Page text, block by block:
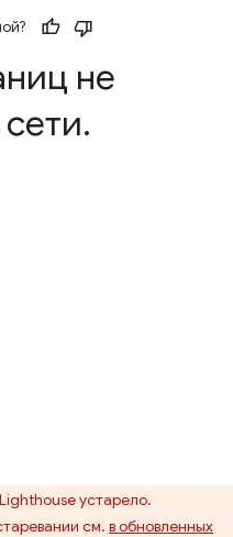
не
.
устарело.
см. в обновленных